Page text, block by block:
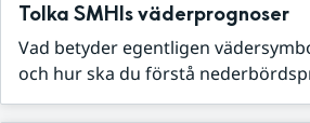
Tolka SMHIs väderprognoser
Vad betyder egentligen
och hur ska du förstå